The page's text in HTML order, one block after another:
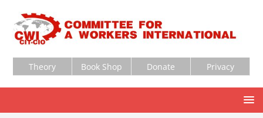
Theory Book Shop Donate Privacy